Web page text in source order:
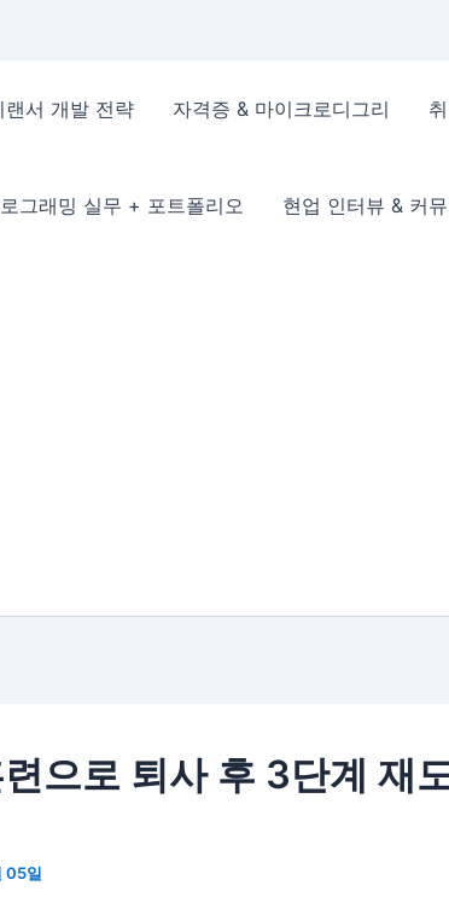
랜서 개발 전략 자격증 & 마이크로디그리
그래밍 실무 + 포트폴리오 현업 인터뷰 & 커
으로 퇴사 후 3단계 재
05일